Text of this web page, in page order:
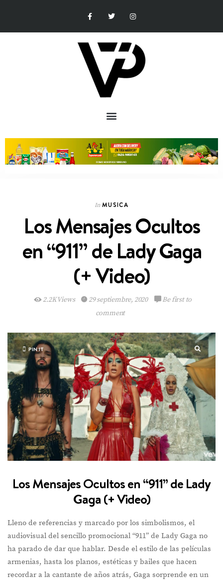
In MUSICA
Los Mensajes Ocultos
en “911” de Lady Gaga
(+ Video)
2.2K Views 29 septiembre, 2020
Be first to
comment
PIN IT
Los Mensajes Ocultos en “911” de Lady
Gaga (+ Video)
Lleno de referencias y marcado por los simbolismos, el
audiovisual del sencillo promocional “911” de Lady Gaga no
ha parado de dar que hablar. Desde el estilo de las películas
armenias, hasta los planos, estéticas y bailes que hacen
recordar a la cantante de años atrás, Gaga sorprende en un